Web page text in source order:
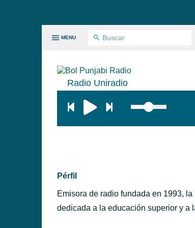
MENU
Radio Uniradio
Pérfil
Emisora de radio fundada en 1993,
dedicada a la educación superior y a